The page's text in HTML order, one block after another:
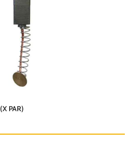
CARBON 4,8 X 6,5 X 15 MM (X PAR)